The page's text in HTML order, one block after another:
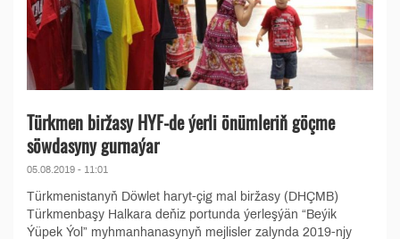
Türkmen biržasy HYF-de ýerli önümleriň göçme
söwdasyny gurnaýar
05.08.2019 - 11:01
Türkmenistanyň Döwlet haryt-çig mal biržasy (DHÇMB)
Türkmenbaşy Halkara deňiz portunda ýerleşýän “Beýik
Ýüpek Ýol” myhmanhanasynyň mejlisler zalynda 2019-njy